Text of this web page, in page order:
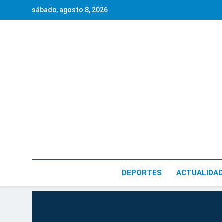
sábado, agosto 8, 2026
DEPORTES